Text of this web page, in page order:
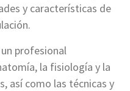
y características de
profesional
la fisiología y la
así como las técnicas y